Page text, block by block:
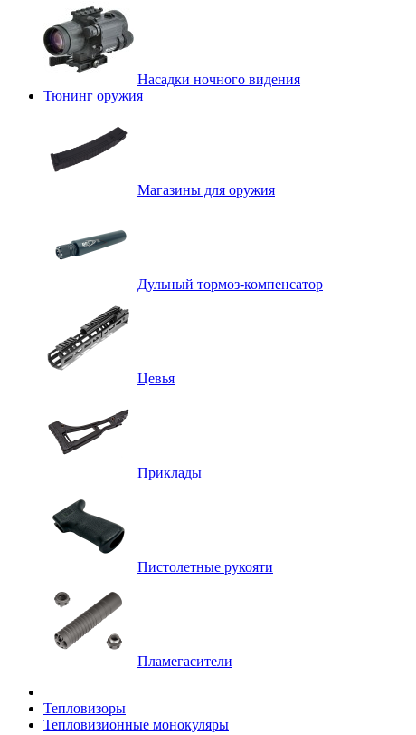
Насадки ночного видения
Тюнинг оружия
Магазины для оружия
Дульный тормоз-компенсатор
Цевья
Приклады
Пистолетные рукояти
Пламегасители
Тепловизоры
Тепловизионные монокуляры